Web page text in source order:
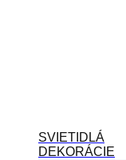
SVIETIDLÁ
DEKORÁCIE